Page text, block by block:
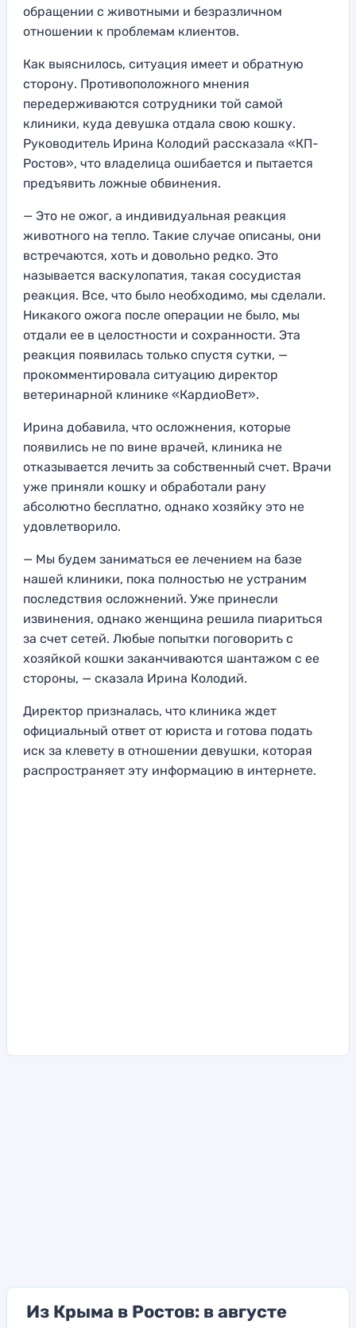
обращении с животными и безразличном
отношении к проблемам клиентов.
Как выяснилось, ситуация имеет и обратную
сторону. Противоположного мнения
передерживаются сотрудники той самой
клиники, куда девушка отдала свою кошку.
Руководитель Ирина Колодий рассказала «КП-
Ростов», что владелица ошибается и пытается
предъявить ложные обвинения.
— Это не ожог, а индивидуальная реакция
животного на тепло. Такие случае описаны, они
встречаются, хоть и довольно редко. Это
называется васкулопатия, такая сосудистая
реакция. Все, что было необходимо, мы сделали.
Никакого ожога после операции не было, мы
отдали ее в целостности и сохранности. Эта
реакция появилась только спустя сутки, —
прокомментировала ситуацию директор
ветеринарной клинике «КардиоВет».
Ирина добавила, что осложнения, которые
появились не по вине врачей, клиника не
отказывается лечить за собственный счет. Врачи
уже приняли кошку и обработали рану
абсолютно бесплатно, однако хозяйку это не
удовлетворило.
— Мы будем заниматься ее лечением на базе
нашей клиники, пока полностью не устраним
последствия осложнений. Уже принесли
извинения, однако женщина решила пиариться
за счет сетей. Любые попытки поговорить с
хозяйкой кошки заканчиваются шантажом с ее
стороны, — сказала Ирина Колодий.
Директор призналась, что клиника ждет
официальный ответ от юриста и готова подать
иск за клевету в отношении девушки, которая
распространяет эту информацию в интернете.
Из Крыма в Ростов: в августе